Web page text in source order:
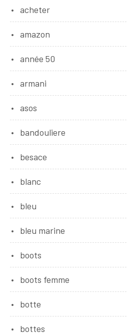
acheter
amazon
année 50
armani
asos
bandouliere
besace
blanc
bleu
bleu marine
boots
boots femme
botte
bottes